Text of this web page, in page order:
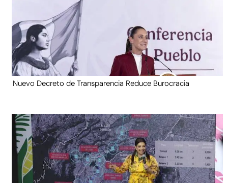
Nuevo Decreto de Transparencia Reduce Burocracia